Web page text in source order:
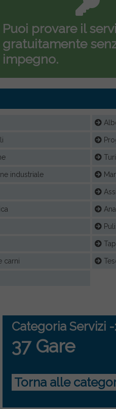
Puoi provare il
gratuitamente
impegno.
industriale
carni
Categoria Servizi
37 Gare
Torna alle